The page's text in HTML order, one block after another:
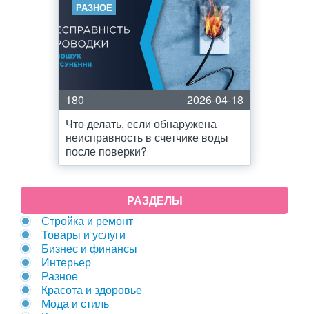
РАЗНОЕ
180
2026-04-18
Что делать, если обнаружена
неисправность в счетчике воды
после поверки?
РАЗДЕЛЫ
Стройка и ремонт
Товары и услуги
Бизнес и финансы
Интерьер
Разное
Красота и здоровье
Мода и стиль